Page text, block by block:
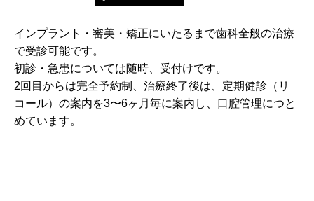
インプラント・審美・矯正にいたるまで歯科全般の治療
で受診可能です。
初診・急患については随時、受付けです。
2回目からは完全予約制、治療終了後は、定期健診（リ
コール）の案内を3〜6ヶ月毎に案内し、口腔管理につと
めています。